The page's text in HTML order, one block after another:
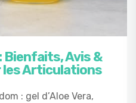
Bienfaits, Avis &
Articulations
: gel d’Aloe Vera,